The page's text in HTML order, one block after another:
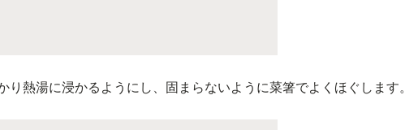
熱湯に浸かるようにし、固まらないように菜箸でよくほぐします。